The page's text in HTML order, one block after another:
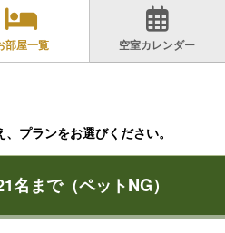
部屋一覧 空室カレンダー
プランをお選びください。
名まで（ペットNG）